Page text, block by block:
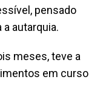
pensado
autarquia.
meses, teve a
em curso